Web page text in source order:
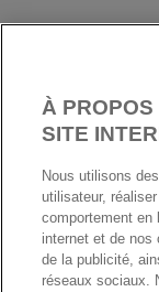
Plan du site
Politique des
Politique de
Conditions
Conditions
Plateforme ODR
Information sur le
FRANCE
France
© TOUS DROITS
À
SITE
Nous utilisons
utilisateur,
comportement en
internet et de nos
de la publicité,
réseaux sociaux.